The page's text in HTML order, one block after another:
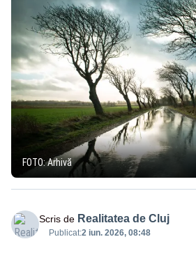
FOTO: Arhivă
Scris de Realitatea de Cluj
Publicat:2 iun. 2026, 08:48